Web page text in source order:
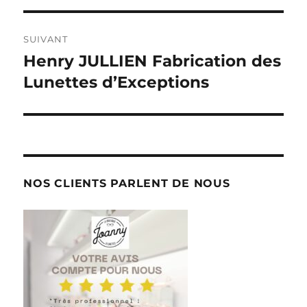
SUIVANT
Publication
suivante :
Henry JULLIEN Fabrication des
Lunettes d’Exceptions
NOS CLIENTS PARLENT DE NOUS